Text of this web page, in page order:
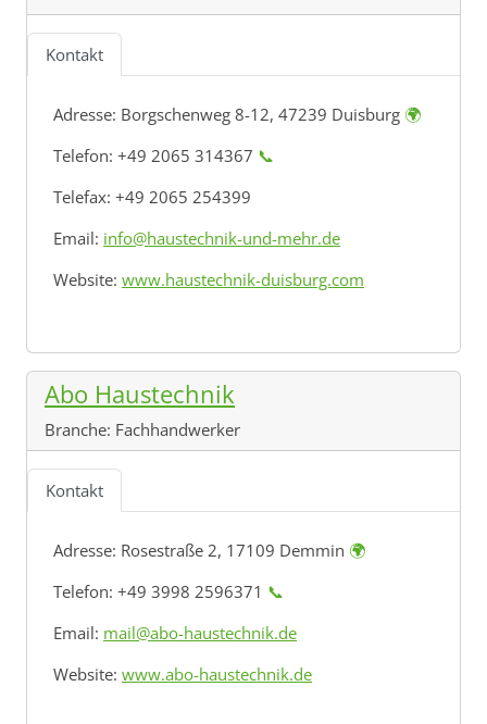
Kontakt
Adresse: Borgschenweg 8-12, 47239 Duisburg 🌍
Telefon: +49 2065 314367 📞
Telefax: +49 2065 254399
Email: info@haustechnik-und-mehr.de
Website: www.haustechnik-duisburg.com
Abo Haustechnik
Branche: Fachhandwerker
Kontakt
Adresse: Rosestraße 2, 17109 Demmin 🌍
Telefon: +49 3998 2596371 📞
Email: mail@abo-haustechnik.de
Website: www.abo-haustechnik.de